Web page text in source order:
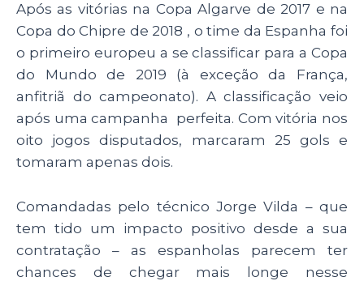
Após as vitórias na Copa Algarve de 2017 e na
Copa do Chipre de 2018 , o time da Espanha foi
o primeiro europeu a se classificar para a Copa
do Mundo de 2019 (à exceção da França,
anfitriã do campeonato). A classificação veio
após uma campanha perfeita. Com vitória nos
oito jogos disputados, marcaram 25 gols e
tomaram apenas dois.
Comandadas pelo técnico Jorge Vilda – que
tem tido um impacto positivo desde a sua
contratação – as espanholas parecem ter
chances de chegar mais longe nesse